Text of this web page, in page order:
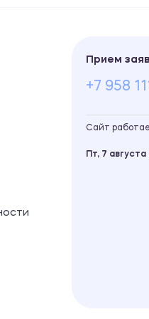
Прием
+7 958
Сайт
Пт, 7 августа